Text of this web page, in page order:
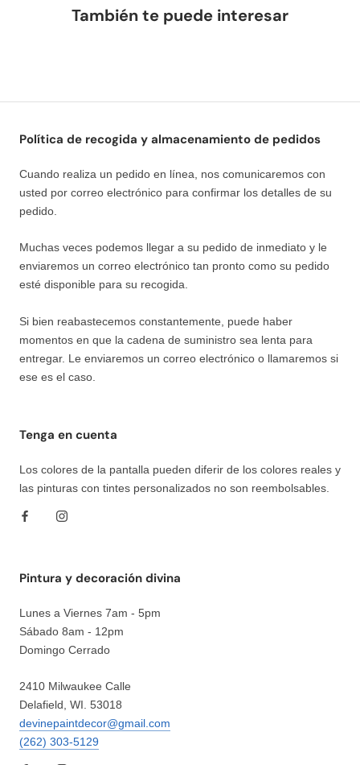
También te puede interesar
Política de recogida y almacenamiento de pedidos
Cuando realiza un pedido en línea, nos comunicaremos con
usted por correo electrónico para confirmar los detalles de su
pedido.
Muchas veces podemos llegar a su pedido de inmediato y le
enviaremos un correo electrónico tan pronto como su pedido
esté disponible para su recogida.
Si bien reabastecemos constantemente, puede haber
momentos en que la cadena de suministro sea lenta para
entregar. Le enviaremos un correo electrónico o llamaremos si
ese es el caso.
Tenga en cuenta
Los colores de la pantalla pueden diferir de los colores reales y
las pinturas con tintes personalizados no son reembolsables.
Pintura y decoración divina
Lunes a Viernes 7am - 5pm
Sábado 8am - 12pm
Domingo Cerrado
2410 Milwaukee Calle
Delafield, WI. 53018
devinepaintdecor@gmail.com
(262) 303-5129